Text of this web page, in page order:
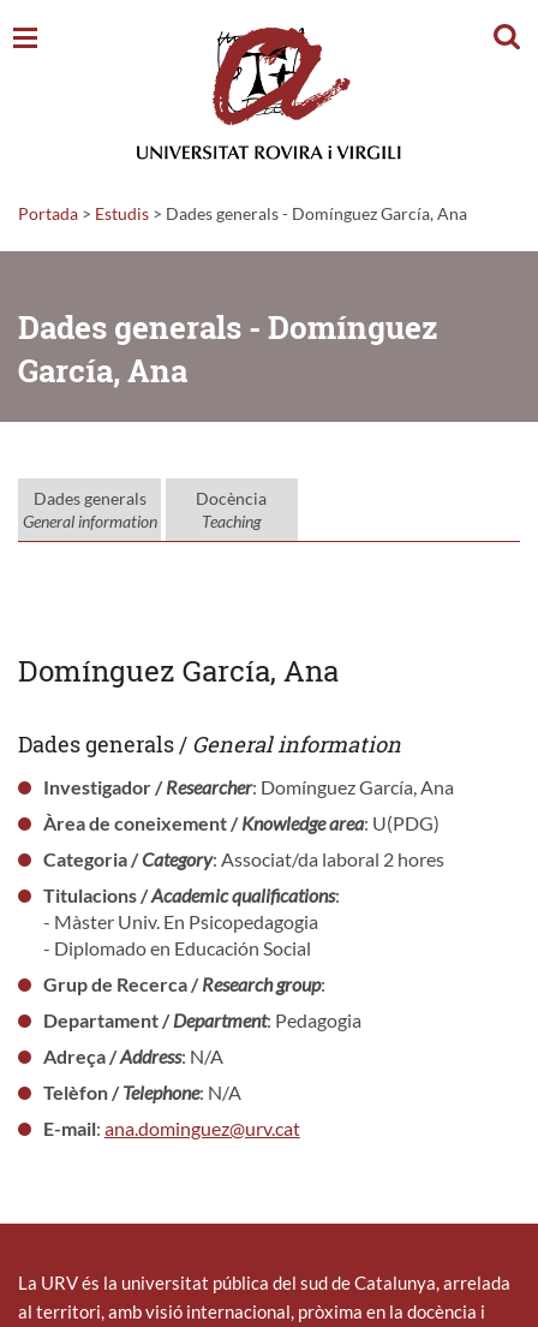
Portada > Estudis > Dades generals - Domínguez García, Ana
Dades generals - Domínguez
García, Ana
Dades generals
General information
Docència
Teaching
Domínguez García, Ana
Dades generals / General information
Investigador /Researcher: Domínguez García, Ana
Àrea de coneixement /Knowledge area: U(PDG)
Categoria /Category: Associat/da laboral 2 hores
Titulacions /Academic qualifications:
- Màster Univ. En Psicopedagogia
- Diplomado en Educación Social
Grup de Recerca /Research group:
Departament /Department: Pedagogia
Adreça /Address: N/A
Telèfon /Telephone: N/A
E-mail: ana.dominguez@urv.cat
La URV és la universitat pública del sud de Catalunya, arrelada
al territori, amb visió internacional, pròxima en la docència i